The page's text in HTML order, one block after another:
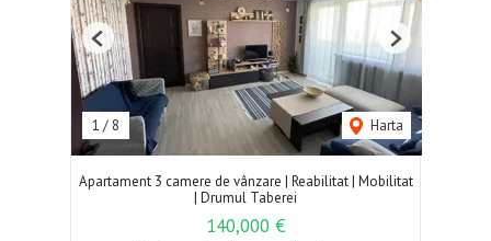
1 / 8 Harta
Previous Next
Apartament 3 camere de vânzare | Reabilitat | Mobilitat
| Drumul Taberei
140,000 €